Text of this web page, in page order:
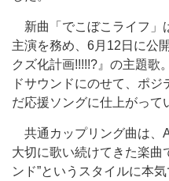
新曲「でこぼこライフ」
主演を務め、6月12日に公
クズ化計画!!!!!?』の主題歌
ドサウンドにのせて、ポ
だ応援ソングに仕上がって
共通カップリング曲は、
大切に歌い続けてきた楽曲
ンド”というスタイルに本